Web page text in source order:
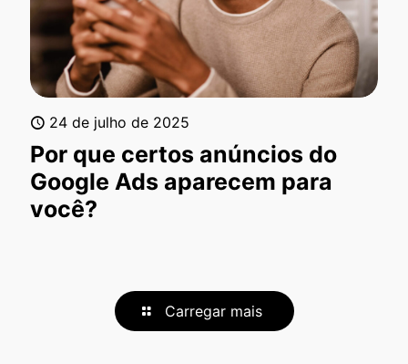
24 de julho de 2025
Por que certos anúncios do
Google Ads aparecem para
você?
Carregar mais